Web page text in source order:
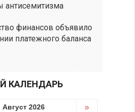
антисемитизма
финансов объявило
платежного баланса
КАЛЕНДАРЬ
Август 2026 »